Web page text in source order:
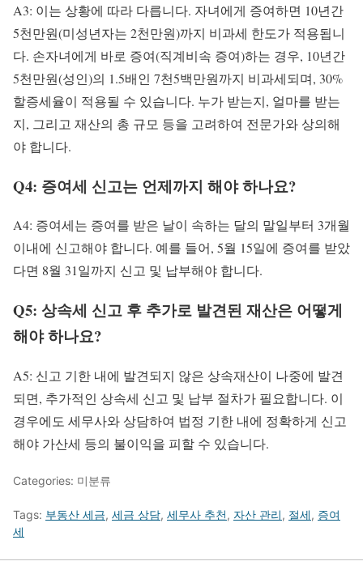
A3: 이는 상황에 따라 다릅니다. 자녀에게 증여하면 10년간
5천만원(미성년자는 2천만원)까지 비과세 한도가 적용됩니
다. 손자녀에게 바로 증여(직계비속 증여)하는 경우, 10년간
5천만원(성인)의 1.5배인 7천5백만원까지 비과세되며, 30%
할증세율이 적용될 수 있습니다. 누가 받는지, 얼마를 받는
지, 그리고 재산의 총 규모 등을 고려하여 전문가와 상의해
야 합니다.
Q4: 증여세 신고는 언제까지 해야 하나요?
A4: 증여세는 증여를 받은 날이 속하는 달의 말일부터 3개월
이내에 신고해야 합니다. 예를 들어, 5월 15일에 증여를 받았
다면 8월 31일까지 신고 및 납부해야 합니다.
Q5: 상속세 신고 후 추가로 발견된 재산은 어떻게
해야 하나요?
A5: 신고 기한 내에 발견되지 않은 상속재산이 나중에 발견
되면, 추가적인 상속세 신고 및 납부 절차가 필요합니다. 이
경우에도 세무사와 상담하여 법정 기한 내에 정확하게 신고
해야 가산세 등의 불이익을 피할 수 있습니다.
Categories: 미분류
Tags: 부동산 세금, 세금 상담, 세무사 추천, 자산 관리, 절세, 증여
세